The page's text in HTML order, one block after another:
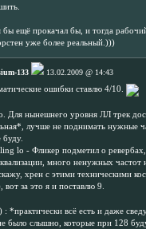
бы ещё прокачал бы, и тогда
уже более реальный.)))
133
13.02.2009 @ 14:43
ошибки ставлю 4/10.
Для нынешнего уровня ЛЛ трек
лучше не поднимать нужные
буду.
lo - Фликер подметил о
много ненужных частот
хрен с этими техническими
вот за это я и поставлю 9.
: *практически всё есть и даже
было слышно, которые при 128